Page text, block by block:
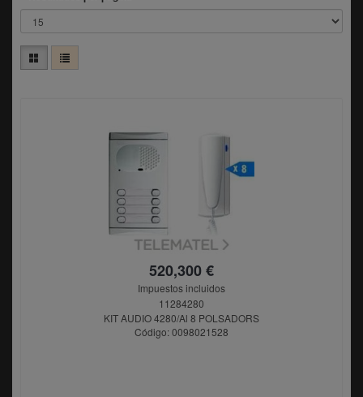
520,300 €
Impuestos incluidos
11284280
KIT AUDIO 4280/Al 8 POLSADORS
Código: 0098021528